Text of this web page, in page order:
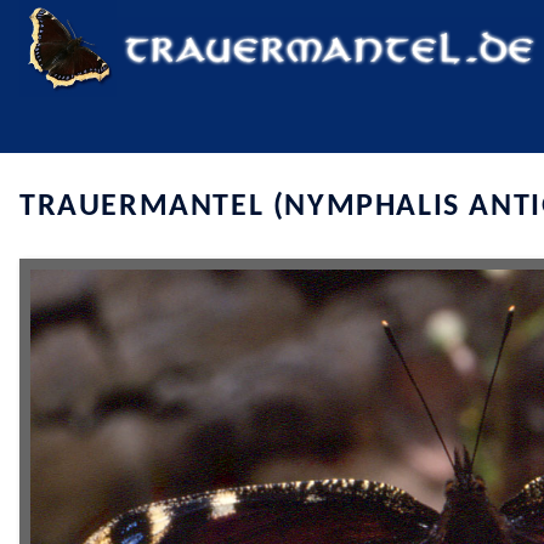
TRAUERMANTEL (NYMPHALIS